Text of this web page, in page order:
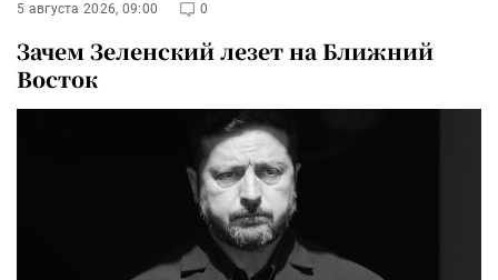
5 августа 2026, 09:00 0
Зачем Зеленский лезет на Ближний
Восток